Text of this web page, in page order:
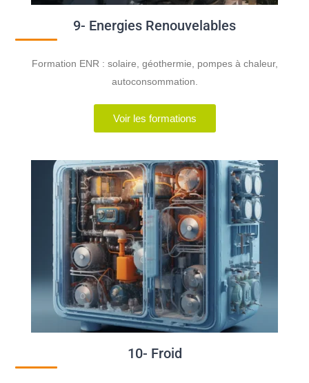
9- Energies Renouvelables
Formation ENR : solaire, géothermie, pompes à chaleur,
autoconsommation.
Voir les formations
10- Froid